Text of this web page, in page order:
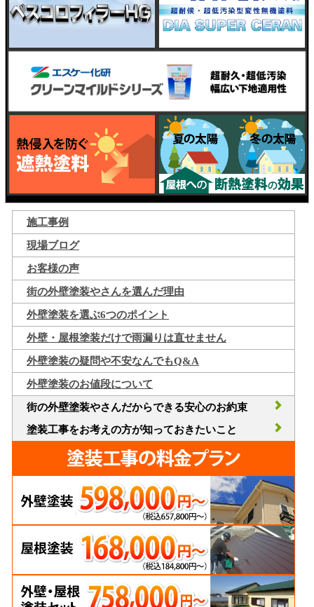
施工事例
現場ブログ
お客様の声
街の外壁塗装やさんを選んだ理由
外壁塗装を選ぶ6つのポイント
外壁・屋根塗装だけで雨漏りは直せません
外壁塗装の疑問や不安なんでもQ&A
外壁塗装のお値段について
街の外壁塗装やさんだからできる安心のお約束
塗装工事をお考えの方が知っておきたいこと